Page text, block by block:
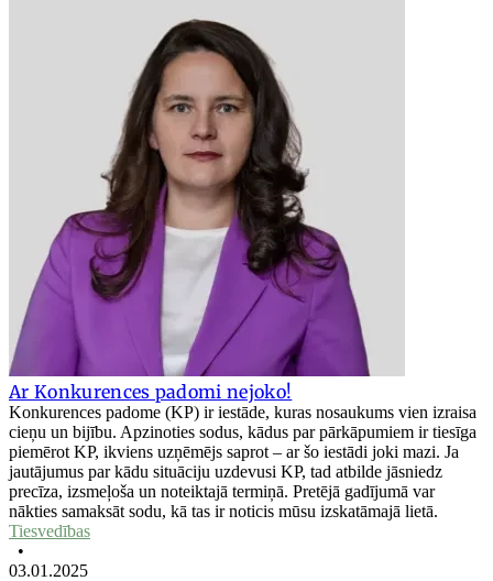
Ar Konkurences padomi nejoko!
Konkurences padome (KP) ir iestāde, kuras nosaukums vien izraisa
cieņu un bijību. Apzinoties sodus, kādus par pārkāpumiem ir tiesīga
piemērot KP, ikviens uzņēmējs saprot – ar šo iestādi joki mazi. Ja
jautājumus par kādu situāciju uzdevusi KP, tad atbilde jāsniedz
precīza, izsmeļoša un noteiktajā termiņā. Pretējā gadījumā var
nākties samaksāt sodu, kā tas ir noticis mūsu izskatāmajā lietā.
Tiesvedības
•
03.01.2025